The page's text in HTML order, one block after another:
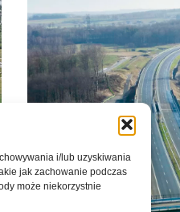
i/lub uzyskiwania
jak zachowanie podczas
może niekorzystnie